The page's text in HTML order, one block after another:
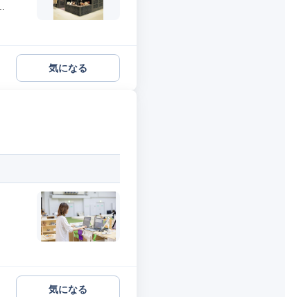
気になる
気になる